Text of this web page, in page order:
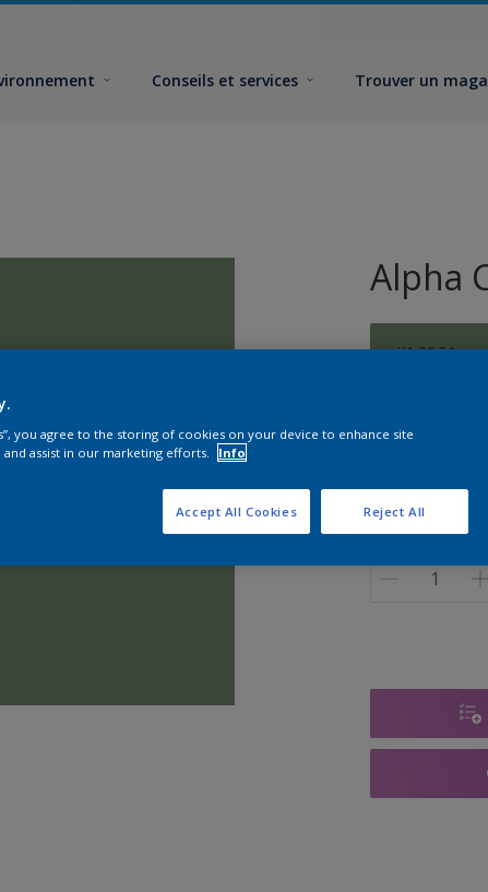
Conseils et services Trouver un
Alpha
K1.20.51
Format
Quantité
you agree to the storing of cookies on your device to enhance site
and assist in our marketing efforts.
Info
Reject All
Accept All Cookies